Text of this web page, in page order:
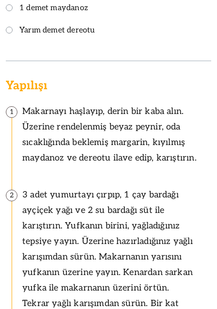
1 demet maydanoz
Yarım demet dereotu
Yapılışı
1
Makarnayı haşlayıp, derin bir kaba alın.
Üzerine rendelenmiş beyaz peynir, oda
sıcaklığında beklemiş margarin, kıyılmış
maydanoz ve dereotu ilave edip, karıştırın.
2
3 adet yumurtayı çırpıp, 1 çay bardağı
ayçiçek yağı ve 2 su bardağı süt ile
karıştırın. Yufkanın birini, yağladığınız
tepsiye yayın. Üzerine hazırladığınız yağlı
karışımdan sürün. Makarnanın yarısını
yufkanın üzerine yayın. Kenardan sarkan
yufka ile makarnanın üzerini örtün.
Tekrar yağlı karışımdan sürün. Bir kat